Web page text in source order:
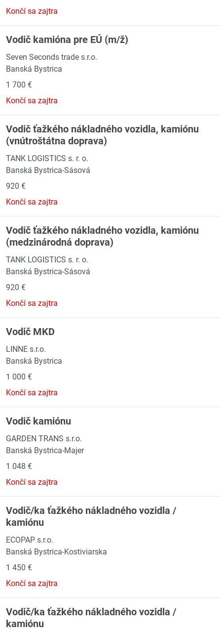
Končí sa zajtra
Vodič kamióna pre EÚ (m/ž)
Seven Seconds trade s.r.o.
Banská Bystrica
1 700 €
Končí sa zajtra
Vodič ťažkého nákladného vozidla, kamiónu
(vnútroštátna doprava)
TANK LOGISTICS s. r. o.
Banská Bystrica-Sásová
920 €
Končí sa zajtra
Vodič ťažkého nákladného vozidla, kamiónu
(medzinárodná doprava)
TANK LOGISTICS s. r. o.
Banská Bystrica-Sásová
920 €
Končí sa zajtra
Vodič MKD
LINNE s.r.o.
Banská Bystrica
1 000 €
Končí sa zajtra
Vodič kamiónu
GARDEN TRANS s.r.o.
Banská Bystrica-Majer
1 048 €
Končí sa zajtra
Vodič/ka ťažkého nákladného vozidla /
kamiónu
ECOPAP s.r.o.
Banská Bystrica-Kostiviarska
1 450 €
Končí sa zajtra
Vodič/ka ťažkého nákladného vozidla /
kamiónu